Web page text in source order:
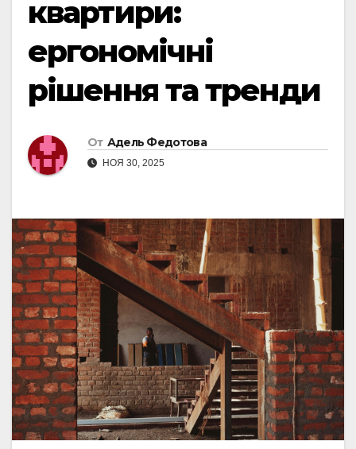
квартири:
ергономічні
рішення та тренди
От Адель Федотова
НОЯ 30, 2025